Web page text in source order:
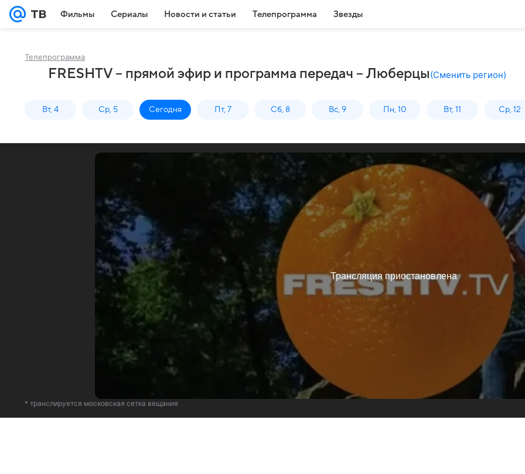
Фильмы Сериалы Новости и статьи Телепрограмма Звезды
Телепрограмма
FRESHTV – прямой эфир и программа передач – Люберцы(Сменить регион)
Вт, 4 Ср, 5 Сегодня Пт, 7 Сб, 8 Вс, 9 Пн, 10 Вт, 11 Ср, 12
* транслируется московская сетка вещания